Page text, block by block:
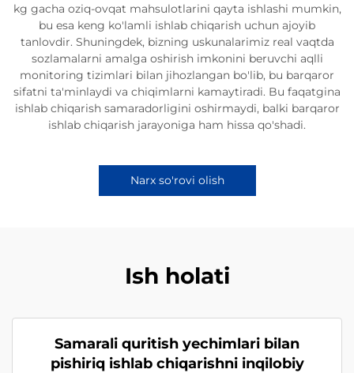
kg gacha oziq-ovqat mahsulotlarini qayta ishlashi mumkin,
bu esa keng ko'lamli ishlab chiqarish uchun ajoyib
tanlovdir. Shuningdek, bizning uskunalarimiz real vaqtda
sozlamalarni amalga oshirish imkonini beruvchi aqlli
monitoring tizimlari bilan jihozlangan bo'lib, bu barqaror
sifatni ta'minlaydi va chiqimlarni kamaytiradi. Bu faqatgina
ishlab chiqarish samaradorligini oshirmaydi, balki barqaror
ishlab chiqarish jarayoniga ham hissa qo'shadi.
Narx so'rovi olish
Ish holati
Samarali quritish yechimlari bilan
pishiriq ishlab chiqarishni inqilobiy